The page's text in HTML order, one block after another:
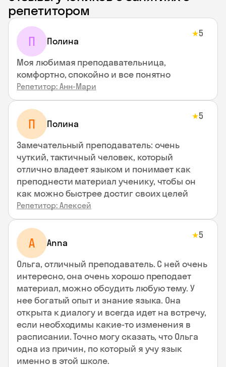
репетитором
П Полина
★5
Моя любимая преподавательница,
комфортно, спокойно и все понятно
Репетитор: Анн-Мари
П Полина
★5
Замечательный преподаватель: очень
чуткий, тактичный человек, который
отлично владеет языком и понимает как
преподнести материал ученику, чтобы он
как можно быстрее достиг своих целей
Репетитор: Алексей
A Anna
★5
Ольга, отличный преподаватель. С ней очень
интересно, она очень хорошо преподает
материал, можно обсудить любую тему. У
нее богатый опыт и знание языка. Она
открыта к диалогу и всегда идет на встречу,
если необходимы какие-то изменения в
расписании. Точно могу сказать, что Ольга
одна из причин, по который я учу язык
именно в этой школе.